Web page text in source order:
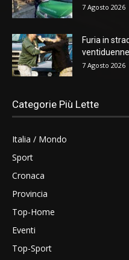
7 Agosto 2026
Furia in
7 Agosto 2026
Categorie Più Lette
Italia / Mondo
Sport
Cronaca
Provincia
Top-Home
Eventi
Top-Sport